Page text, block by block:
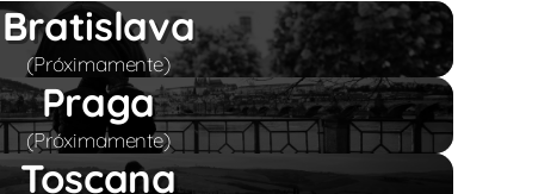
Bratislava
(Próximamente)
Praga
(Próximamente)
Toscana